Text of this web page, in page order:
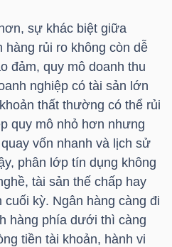
sự khác biệt giữa
hàng rủi ro không còn dễ
đảm, quy mô doanh thu
nghiệp có tài sản lớn
thất thường có thể rủi
quy mô nhỏ hơn nhưng
vốn nhanh và lịch sử
phân lớp tín dụng không
tài sản thế chấp hay
kỳ. Ngân hàng càng đi
hàng phía dưới thì càng
tiền tài khoản, hành vi